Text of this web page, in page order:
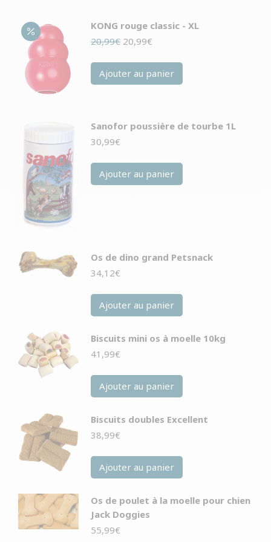
KONG rouge classic - XL
20,99€ Le
initial
était :
20,99€.
20,99€
actuel
est :
20,99€.
Ajouter au panier
Sanofor poussière de tourbe 1L
30,99€
Ajouter au panier
Os de dino grand Petsnack
34,12€
Ajouter au panier
Biscuits mini os à moelle 10kg
41,99€
Ajouter au panier
Biscuits doubles Excellent
38,99€
Ajouter au panier
Os de poulet à la moelle pour chien
Jack Doggies
55,99€